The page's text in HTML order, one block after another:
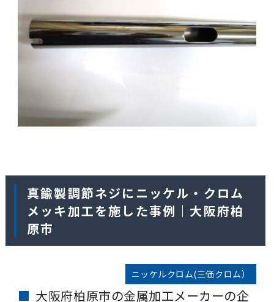
真鍮製調節ネジにニッケル・クロム
メッキ加工を施した事例｜大阪府柏
原市
ニッケルクロム(三価クロム）
大阪府柏原市の金属加工メーカーの企